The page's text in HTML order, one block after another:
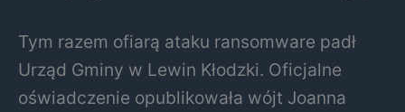
Tym razem ofiarą ataku ransomware padł
Urząd Gminy w Lewin Kłodzki. Oficjalne
oświadczenie opublikowała wójt Joanna